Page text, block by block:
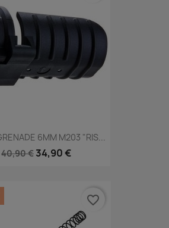
6MM M203 "RIS...
40,90 € 34,90 €
favorite_border